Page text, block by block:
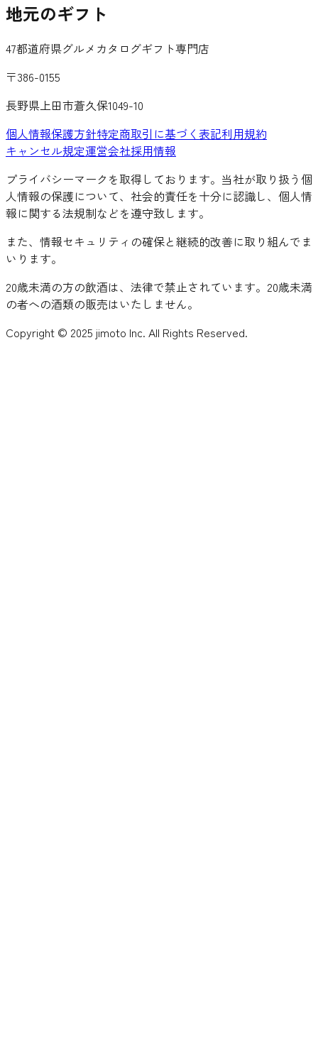
地元のギフト
47都道府県グルメカタログギフト専門店
〒386-0155
長野県上田市蒼久保1049-10
個人情報保護方針特定商取引に基づく表記利用規約
キャンセル規定運営会社採用情報
プライバシーマークを取得しております。当社が取り扱う個
人情報の保護について、社会的責任を十分に認識し、個人情
報に関する法規制などを遵守致します。
また、情報セキュリティの確保と継続的改善に取り組んでま
いります。
20歳未満の方の飲酒は、法律で禁止されています。20歳未満
の者への酒類の販売はいたしません。
Copyright © 2025 jimoto Inc. All Rights Reserved.